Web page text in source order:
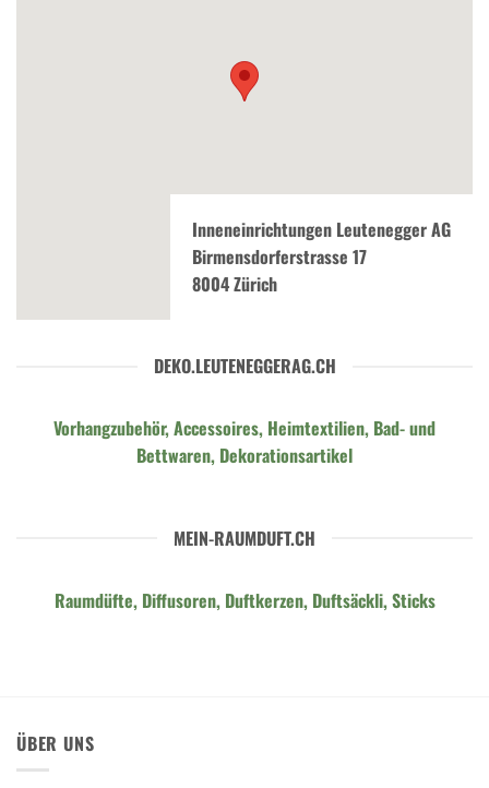
Inneneinrichtungen Leutenegger AG
Birmensdorferstrasse 17
8004 Zürich
DEKO.LEUTENEGGERAG.CH
Vorhangzubehör, Accessoires, Heimtextilien, Bad- und
Bettwaren, Dekorationsartikel
MEIN-RAUMDUFT.CH
Raumdüfte, Diffusoren, Duftkerzen, Duftsäckli, Sticks
ÜBER UNS